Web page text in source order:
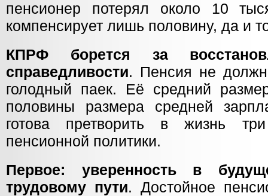
пенсионер потерял около 10
компенсирует лишь половину, да и
КПРФ борется за
справедливости. Пенсия не
голодный паек. Её средний
половины размера средней
готова претворить в жизнь
пенсионной политики.
Первое: уверенность в
трудовому пути. Достойное